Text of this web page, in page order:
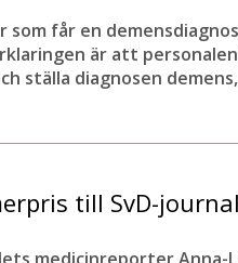
får en
är att
ställa diagnosen
till SvD-